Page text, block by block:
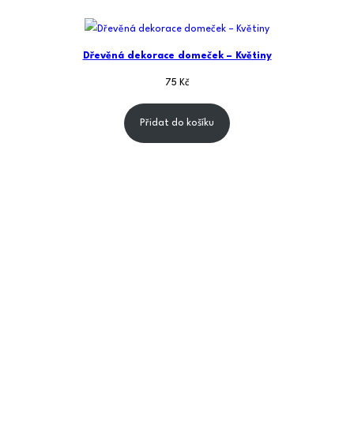
Dřevěná dekorace domeček – Květiny
75 Kč
Přidat do košíku